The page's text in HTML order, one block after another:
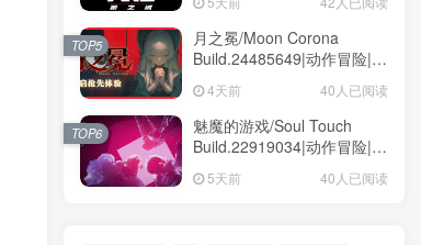
绿色中文版
月之冕/Moon Corona
Build.24485649|动作冒险|容
量12.1GB|免安装绿色中文版
4天前 40人已阅读
TOP5
魅魔的游戏/Soul Touch
Build.22919034|动作冒险|容
量57.5GB|免安装绿色中文版
5天前 40人已阅读
TOP6